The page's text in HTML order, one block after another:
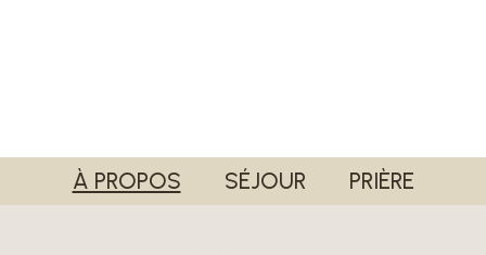
À PROPOS SÉJOUR PRIÈRE